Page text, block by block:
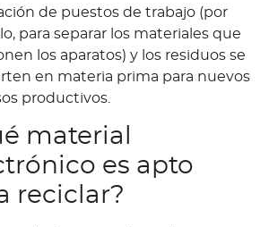
de puestos de trabajo (por
para separar los materiales que
los aparatos) y los residuos se
en materia prima para nuevos
productivos.
material
es apto
reciclar?